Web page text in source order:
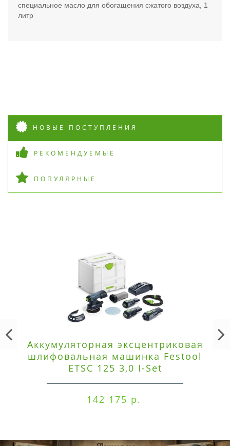
специальное масло для обогащения сжатого воздуха, 1
литр
НОВЫЕ ПОСТУПЛЕНИЯ
РЕКОМЕНДУЕМЫЕ
ПОПУЛЯРНЫЕ
Аккумуляторная эксцентриковая
шлифовальная машинка Festool
ETSC 125 3,0 I-Set
142 175 р.